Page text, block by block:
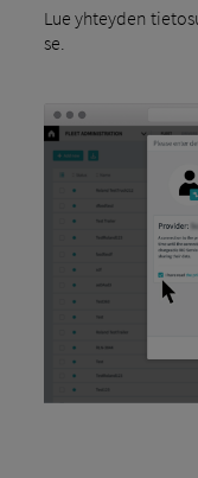
Lue yhteyden
se.